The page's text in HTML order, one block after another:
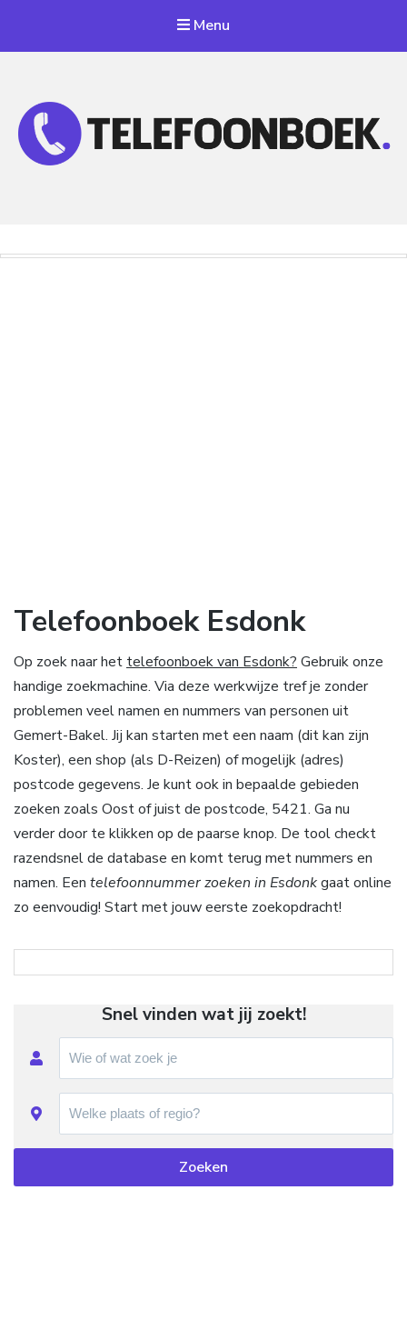
Menu
Telefoonboek Esdonk
Op zoek naar het telefoonboek van Esdonk? Gebruik onze
handige zoekmachine. Via deze werkwijze tref je zonder
problemen veel namen en nummers van personen uit
Gemert-Bakel. Jij kan starten met een naam (dit kan zijn
Koster), een shop (als D-Reizen) of mogelijk (adres)
postcode gegevens. Je kunt ook in bepaalde gebieden
zoeken zoals Oost of juist de postcode, 5421. Ga nu
verder door te klikken op de paarse knop. De tool checkt
razendsnel de database en komt terug met nummers en
namen. Een telefoonnummer zoeken in Esdonkgaat online
zo eenvoudig! Start met jouw eerste zoekopdracht!
Snel vinden wat jij zoekt!